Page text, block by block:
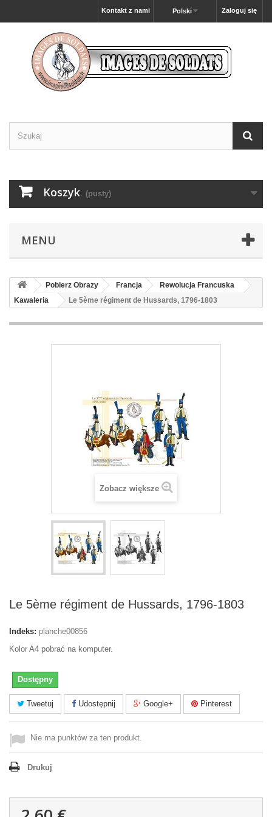
Zaloguj się
Polski
Kontakt z nami
Koszyk (pusty)
MENU
Pobierz Obrazy Francja
Rewolucja Francuska
Kawaleria
Le 5ème régiment de Hussards, 1796-1803
Zobacz większe
Le 5ème régiment de Hussards, 1796-1803
Indeks: planche00856
Kolor A4 pobrać na komputer.
Dostępny
Tweetuj Udostępnij Google+ Pinterest
Nie ma punktów za ten produkt.
Drukuj